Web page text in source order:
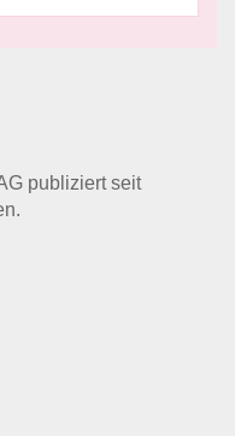
publiziert seit